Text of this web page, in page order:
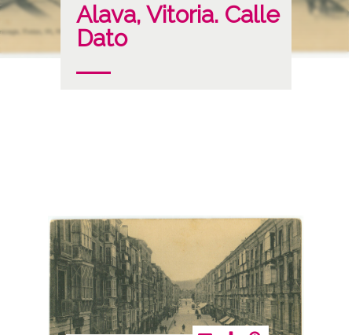
Alava, Vitoria. Calle
Dato